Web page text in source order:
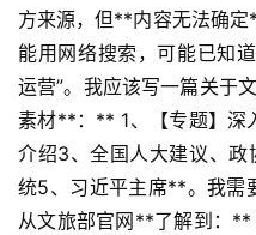
方来源，但**内容无法确
能用网络搜索，可能已知
运营”。我应该写一篇关于
素材**：** 1、【专题】深
介绍3、全国人大建议、
统5、习近平主席**。我需
从文旅部官网**了解到：**